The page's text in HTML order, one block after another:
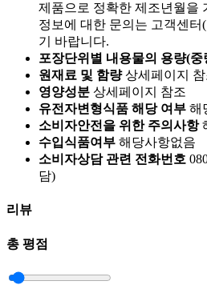
제품으로 정확한 제조년월을
정보에 대한 문의는 고객센터
기 바랍니다.
포장단위별 내용물의 용량(중
원재료 및 함량 상세페이지 참
영양성분 상세페이지 참조
유전자변형식품 해당 여부 해
소비자안전을 위한 주의사항
수입식품여부 해당사항없음
소비자상담 관련 전화번호
담)
리뷰
총 평점